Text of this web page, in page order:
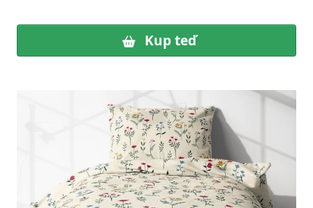
Kup teď